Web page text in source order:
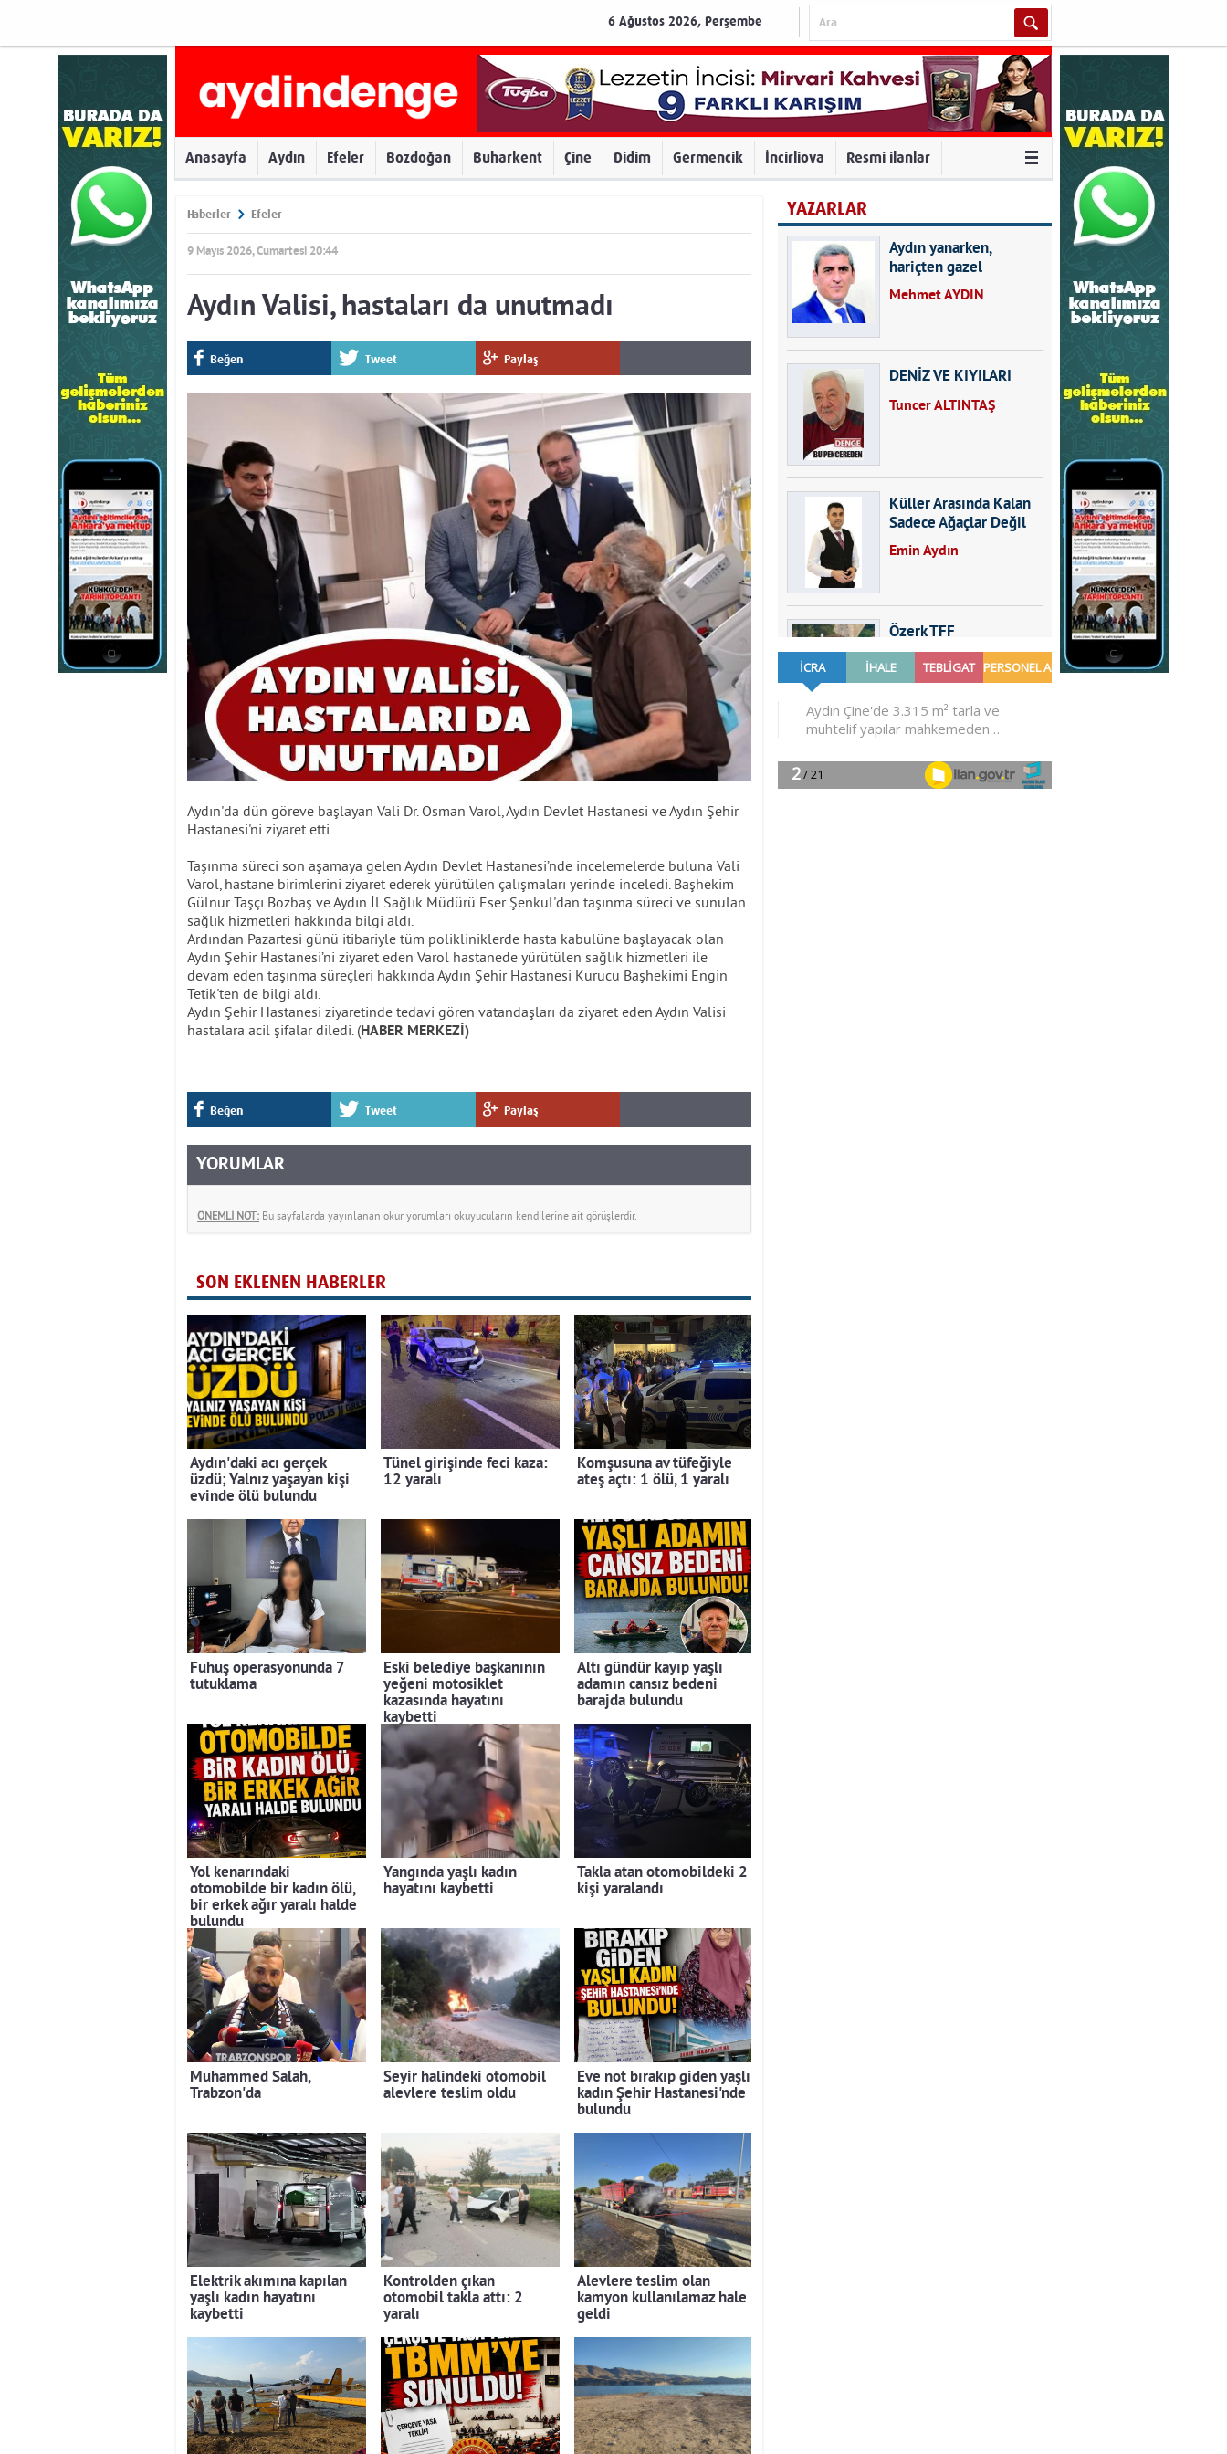
6 Ağustos 2026, Perşembe
Anasayfa Aydın Efeler Bozdoğan Buharkent Çine Didim Germencik İncirliova Resmi ilanlar
Haberler Efeler
9 Mayıs 2026, Cumartesi 20:44
Aydın Valisi, hastaları da unutmadı
Beğen Tweet Paylaş
Aydın'da dün göreve başlayan Vali Dr. Osman Varol, Aydın Devlet Hastanesi ve Aydın Şehir
Hastanesi'ni ziyaret etti.
Taşınma süreci son aşamaya gelen Aydın Devlet Hastanesi’nde incelemelerde buluna Vali
Varol, hastane birimlerini ziyaret ederek yürütülen çalışmaları yerinde inceledi. Başhekim
Gülnur Taşçı Bozbaş ve Aydın İl Sağlık Müdürü Eser Şenkul'dan taşınma süreci ve sunulan
sağlık hizmetleri hakkında bilgi aldı.
Ardından Pazartesi günü itibariyle tüm polikliniklerde hasta kabulüne başlayacak olan
Aydın Şehir Hastanesi’ni ziyaret eden Varol hastanede yürütülen sağlık hizmetleri ile
devam eden taşınma süreçleri hakkında Aydın Şehir Hastanesi Kurucu Başhekimi Engin
Tetik'ten de bilgi aldı.
Aydın Şehir Hastanesi ziyaretinde tedavi gören vatandaşları da ziyaret eden Aydın Valisi
hastalara acil şifalar diledi. (HABER MERKEZİ)
Beğen Tweet Paylaş
YORUMLAR
ÖNEMLİ NOT: Bu sayfalarda yayınlanan okur yorumları okuyucuların kendilerine ait görüşlerdir.
SON EKLENEN HABERLER
Aydın'daki acı gerçek
üzdü; Yalnız yaşayan kişi
evinde ölü bulundu
Tünel girişinde feci kaza:
12 yaralı
Komşusuna av tüfeğiyle
ateş açtı: 1 ölü, 1 yaralı
Fuhuş operasyonunda 7
tutuklama
Eski belediye başkanının
yeğeni motosiklet
kazasında hayatını
kaybetti
Altı gündür kayıp yaşlı
adamın cansız bedeni
barajda bulundu
Yol kenarındaki
otomobilde bir kadın ölü,
bir erkek ağır yaralı halde
bulundu
Yangında yaşlı kadın
hayatını kaybetti
Takla atan otomobildeki 2
kişi yaralandı
Muhammed Salah,
Trabzon'da
Seyir halindeki otomobil
alevlere teslim oldu
Eve not bırakıp giden yaşlı
kadın Şehir Hastanesi'nde
bulundu
Elektrik akımına kapılan
yaşlı kadın hayatını
kaybetti
Kontrolden çıkan
otomobil takla attı: 2
yaralı
Alevlere teslim olan
kamyon kullanılamaz hale
geldi
YAZARLAR
Aydın yanarken,
hariçten gazel
okuyarak kalpleri de
Mehmet AYDIN
DENİZ VE KIYILARI
Tuncer ALTINTAŞ
Küller Arasında Kalan
Sadece Ağaçlar Değil
Emin Aydın
Özerk TFF
Furkan SARICA
GÜNDEMDE NELER
OLMALI?